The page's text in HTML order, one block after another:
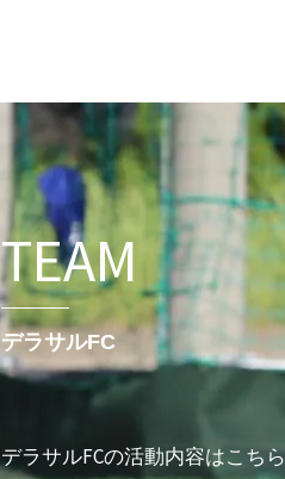
TEAM
デラサルFC
デラサルFCの活動内容はこちら